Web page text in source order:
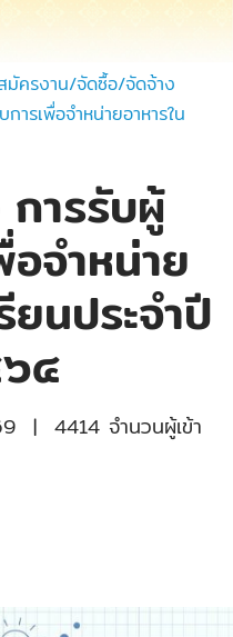
มัครงาน/จัดซื้อ/จัดจ้าง
ารเพื่อจำหน่ายอาหารใน
การรับผู้
อจำหน่าย
ยนประจำปี
๔
| 4414 จำนวนผู้เข้า